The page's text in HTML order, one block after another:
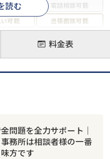
話可能
電話相談可能
可能
出張面談可能
産
任意整理
用
読む
料金表
問題を全力サポート｜
務所は相談者様の一番
方です